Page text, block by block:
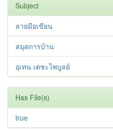
Subject
ลายมือเขียน
สมุดการบ้าน
อุเทน เตชะไพบูลย์
Has File(s)
true